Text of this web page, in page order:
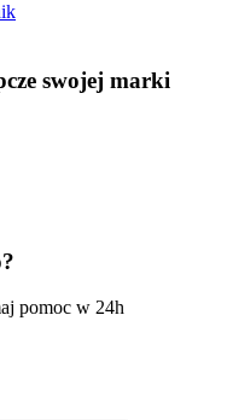
swojej marki
pomoc w 24h